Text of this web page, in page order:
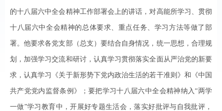
的十八届六中全会精神工作部署会上的讲话，对高能所学习、贯彻
十八届六中全会精神的总体要求、重点任务、学习方法等做了部
署。他要求各党支部（总支）要结合自身情况，统一思想，合理规
划，加强学习交流和研讨，认真学习贯彻落实全面从严治党的新要
求，认真学习《关于新形势下党内政治生活的若干准则》和《中国
共产党党内监督条例》；要把学习十八届六中全会精神纳入“两学
一做”学习教育中，开展好专题生活会，落实好批评与自我批评，